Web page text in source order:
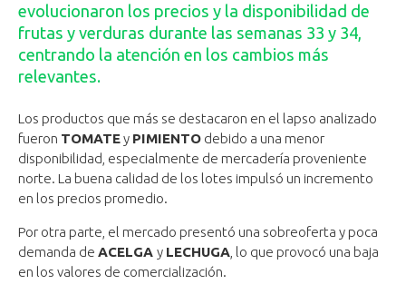
evolucionaron los precios y la disponibilidad de
frutas y verduras durante las semanas 33 y 34,
centrando la atención en los cambios más
relevantes.
Los productos que más se destacaron en el lapso analizado
fueron TOMATEy PIMIENTO debido a una menor
disponibilidad, especialmente de mercadería proveniente
norte. La buena calidad de los lotes impulsó un incremento
en los precios promedio.
Por otra parte, el mercado presentó una sobreoferta y poca
demanda de ACELGA y LECHUGA , lo que provocó una baja
en los valores de comercialización.